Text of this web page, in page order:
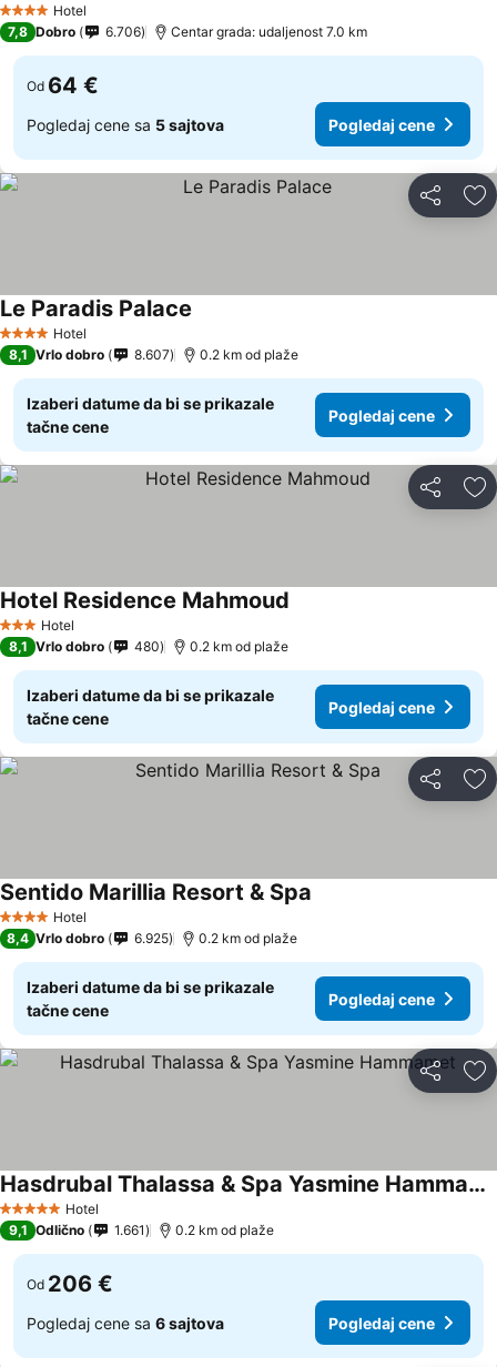
4 ZvezdiceHotel
7,8 Dobro 6.706 Centar grada: udaljenost 7.0 km
Od 64 €
Pogledaj cene sa 5 sajtova Pogledaj cene
Deli
4 ZvezdiceHotel
Le Paradis Palace
8,1 Vrlo dobro 8.607 0.2 km od plaže
Izaberi datume da bi se prikazale
tačne cene
Pogledaj cene
Deli
3 Zvezdice
Hotel
Hotel Residence Mahmoud
8,1 Vrlo dobro 480 0.2 km od plaže
Izaberi datume da bi se prikazale
tačne cene
Pogledaj cene
Deli
4 ZvezdiceHotel
Sentido Marillia Resort & Spa
8,4 Vrlo dobro 6.925 0.2 km od plaže
Izaberi datume da bi se prikazale
tačne cene
Pogledaj cene
Deli
5 ZvezdiceHotel
Hasdrubal Thalassa & Spa Yasmine Hammamet
9,1 Odlično 1.661 0.2 km od plaže
Od 206 €
Pogledaj cene sa 6 sajtova Pogledaj cene